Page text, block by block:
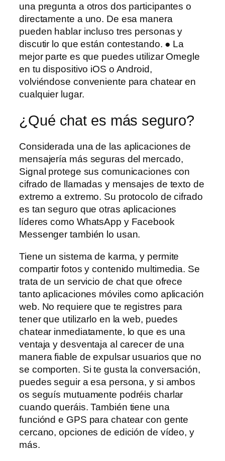
una pregunta a otros dos participantes o
directamente a uno. De esa manera
pueden hablar incluso tres personas y
discutir lo que están contestando. ● La
mejor parte es que puedes utilizar Omegle
en tu dispositivo iOS o Android,
volviéndose conveniente para chatear en
cualquier lugar.
¿Qué chat es más seguro?
Considerada una de las aplicaciones de
mensajería más seguras del mercado,
Signal protege sus comunicaciones con
cifrado de llamadas y mensajes de texto de
extremo a extremo. Su protocolo de cifrado
es tan seguro que otras aplicaciones
líderes como WhatsApp y Facebook
Messenger también lo usan.
Tiene un sistema de karma, y permite
compartir fotos y contenido multimedia. Se
trata de un servicio de chat que ofrece
tanto aplicaciones móviles como aplicación
web. No requiere que te registres para
tener que utilizarlo en la web, puedes
chatear inmediatamente, lo que es una
ventaja y desventaja al carecer de una
manera fiable de expulsar usuarios que no
se comporten. Si te gusta la conversación,
puedes seguir a esa persona, y si ambos
os seguís mutuamente podréis charlar
cuando queráis. También tiene una
funciónd e GPS para chatear con gente
cercano, opciones de edición de vídeo, y
más.